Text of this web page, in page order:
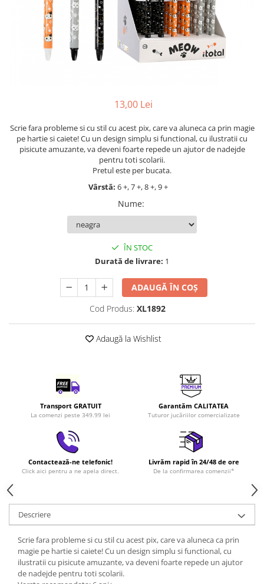
Jocuri cu dinozauri
Jucării de pluș
Jocuri educative pentru
școală/grădiniță
Cărţi de colorat, activități, apa
LEGO Friends
LEGO Ninjago
LEGO Minecraft
LEGO Harry Potter
LEGO Marvel Super Heroes
LEGO Super Heroes DC
LEGO Sonic the Hedgehog
LEGO Animal Crossing
LEGO Creator Expert
13,00 Lei
Scrie fara probleme si cu stil cu acest pix, care va aluneca ca prin magie
pe hartie si caiete! Cu un design simplu si functional, cu ilustratii cu
pisicute amuzante, va deveni foarte repede un ajutor de nadejde
pentru toti scolarii.
Pretul este per bucata.
Vârstă: 6 +, 7 +, 8 +, 9 +
Nume:
ÎN STOC
Durată de livrare: 1
ADAUGĂ ÎN COȘ
Cod Produs: XL1892
Adaugă la Wishlist
Transport GRATUIT
La comenzi peste 349.99 lei
Garantăm CALITATEA
Tuturor jucăriilor comercializate
Contactează-ne telefonic!
Click aici pentru a ne apela direct.
Livrăm rapid în 24/48 de ore
De la confirmarea comenzii*
Descriere
Scrie fara probleme si cu stil cu acest pix, care va aluneca ca prin
magie pe hartie si caiete! Cu un design simplu si functional, cu
ilustratii cu pisicute amuzante, va deveni foarte repede un ajutor
de nadejde pentru toti scolarii.